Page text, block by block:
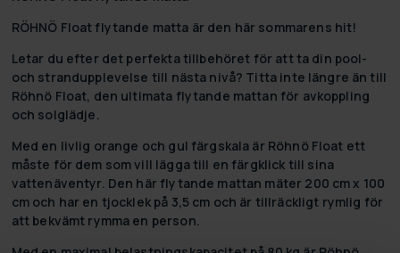
RÖHNÖ Float flytande matta är den här sommarens hit!
Letar du efter det perfekta tillbehöret för att ta din pool-
och strandupplevelse till nästa nivå? Titta inte längre än till
Röhnö Float, den ultimata flytande mattan för avkoppling
och solglädje.
Med en livlig orange och gul färgskala är Röhnö Float ett
måste för dem som vill lägga till en färgklick till sina
vattenäventyr. Den här flytande mattan mäter 200 cm x 100
cm och har en tjocklek på 3,5 cm och är tillräckligt rymlig för
att bekvämt rymma en person.